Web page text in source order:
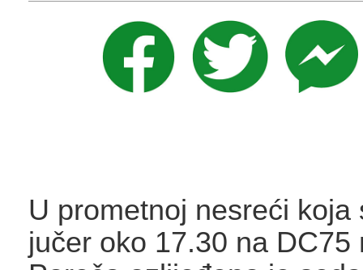
U prometnoj nesreći koja
jučer oko 17.30 na DC75